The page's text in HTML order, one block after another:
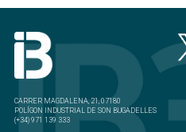
CARRER MAGDALENA, 21, 07180
POLÍGON INDUSTRIAL DE SON BUGADELLES
(+34) 971 139 333